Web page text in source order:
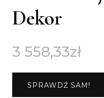
Dekor
3 558,33zł
SPRAWDŹ SAM!